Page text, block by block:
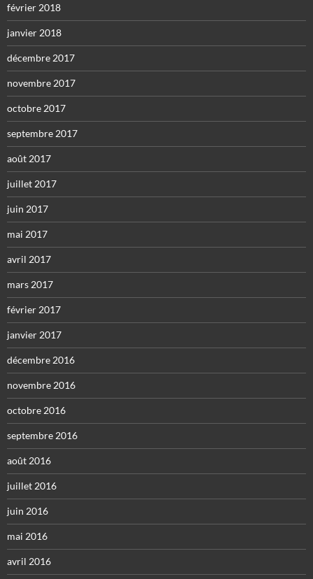
février 2018
janvier 2018
décembre 2017
novembre 2017
octobre 2017
septembre 2017
août 2017
juillet 2017
juin 2017
mai 2017
avril 2017
mars 2017
février 2017
janvier 2017
décembre 2016
novembre 2016
octobre 2016
septembre 2016
août 2016
juillet 2016
juin 2016
mai 2016
avril 2016